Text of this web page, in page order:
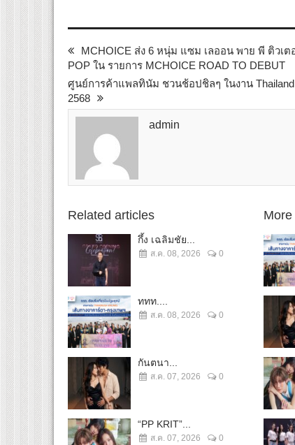
MCHOICE ส่ง 6 หนุ่ม แซม เลออน พาย พี ติวเ
POP ใน รายการ MCHOICE ROAD TO DEBUT
ศูนย์การค้าแพลทินัม ชวนช้อปชิลๆ ในงาน
2568
admin
Related articles
กึ้ง เฉลิมชัย...
ส.ค. 08, 2026 0
ททท....
ส.ค. 08, 2026 0
กันตนา...
ส.ค. 07, 2026 0
“PP KRIT”...
ส.ค. 07, 2026 0